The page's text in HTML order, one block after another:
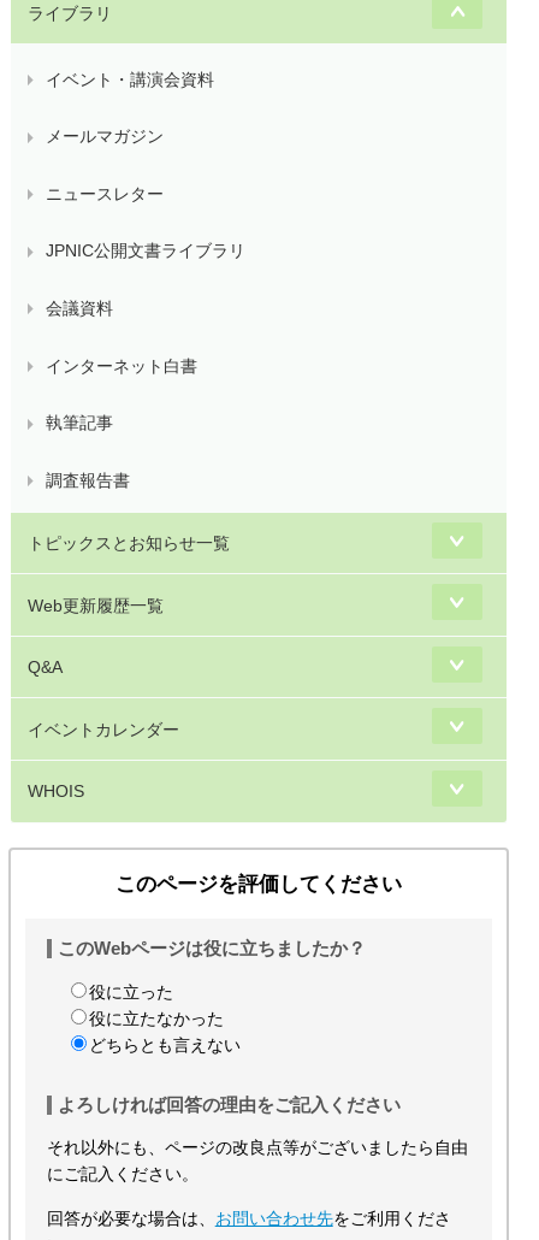
ライブラリ
イベント・講演会資料
メールマガジン
ニュースレター
JPNIC公開文書ライブラリ
会議資料
インターネット白書
執筆記事
調査報告書
トピックスとお知らせ一覧
Web更新履歴一覧
Q&A
イベントカレンダー
WHOIS
このページを評価してください
このWebページは役に立ちましたか？
役に立った
役に立たなかった
どちらとも言えない
よろしければ回答の理由をご記入ください
それ以外にも、ページの改良点等がございましたら自由
にご記入ください。
回答が必要な場合は、 お問い合わせ先をご利用くださ